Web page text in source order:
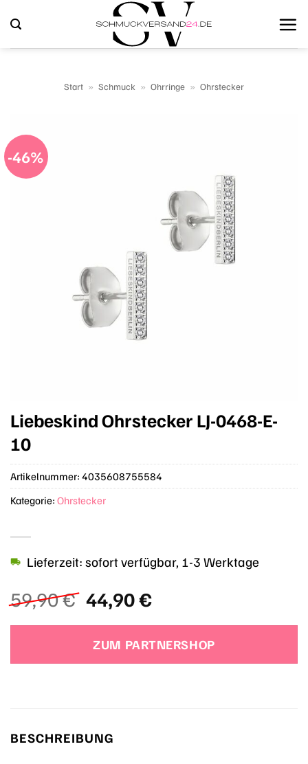
Inhalt
springen
Start » Schmuck » Ohrringe » Ohrstecker
-46%
Liebeskind Ohrstecker LJ-0468-E-
10
59,90€ Ursprünglicher
Preis
war:
59,90 €
44,90€Aktueller
ist:
44,90 €.
Lieferzeit: sofort verfügbar, 1-3 Werktage
ZUM PARTNERSHOP
Artikelnummer: 4035608755584
Kategorie: Ohrstecker
BESCHREIBUNG